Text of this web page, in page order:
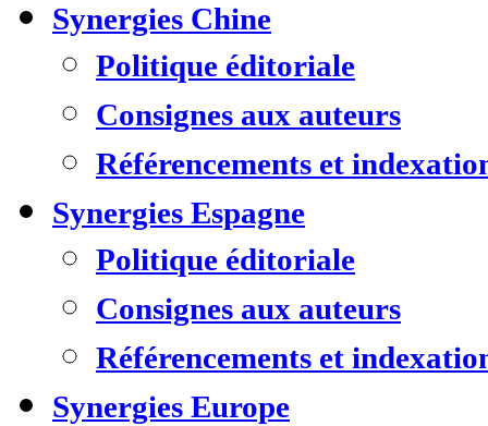
Synergies Chine
Politique éditoriale
Consignes aux auteurs
Référencements et
Synergies Espagne
Politique éditoriale
Consignes aux auteurs
Référencements et
Synergies Europe